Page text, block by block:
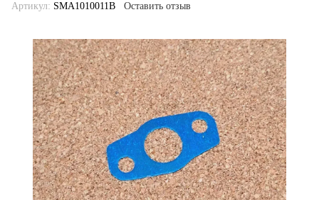
Артикул: SMA1010011B Оставить отзыв